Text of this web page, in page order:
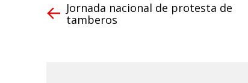
Jornada nacional de protesta de
tamberos